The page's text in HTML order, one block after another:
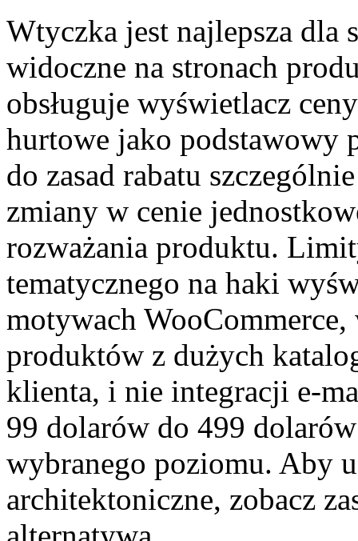
Wtyczka jest najlepsza dla
widoczne na stronach
obsługuje wyświetlacz
hurtowe jako podstawowy
do zasad rabatu
zmiany w cenie
rozważania produktu.
tematycznego na haki
motywach
produktów z dużych
klienta, i nie integracji e-
99 dolarów do 499
wybranego poziomu. Aby
architektoniczne, zobacz